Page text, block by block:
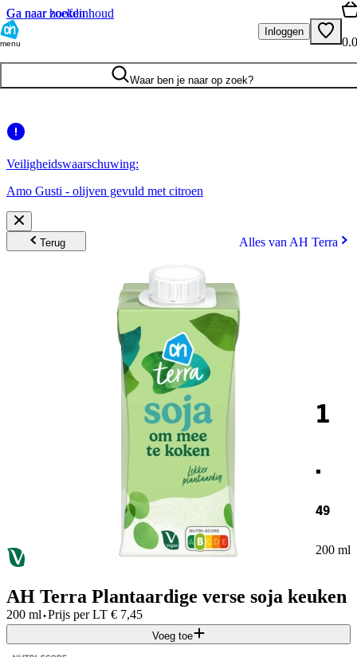
Ga naar hoofdinhoud
Ga naar zoeken
menu
Inloggen
Waar ben je naar op zoek?
Veiligheidswaarschuwing:
Amo Gusti - olijven gevuld met citroen
Terug Alles van AH Terra
1
.
49
200 ml
AH Terra Plantaardige verse soja keuken
200 ml·Prijs per LT € 7,45
Voeg toe